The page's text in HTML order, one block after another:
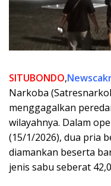
SITUBONDO,
Narkoba
menggagalkan
wilayahnya. Dalam
(15/1/2026), dua pria
diamankan beserta
jenis sabu seberat